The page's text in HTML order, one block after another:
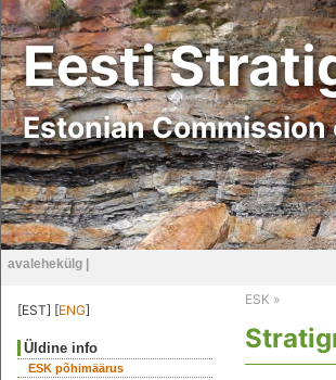
Eesti
Estonian
avalehekülg
[EST] [ENG]
Üldine info
ESK põhimäärus
ESK »